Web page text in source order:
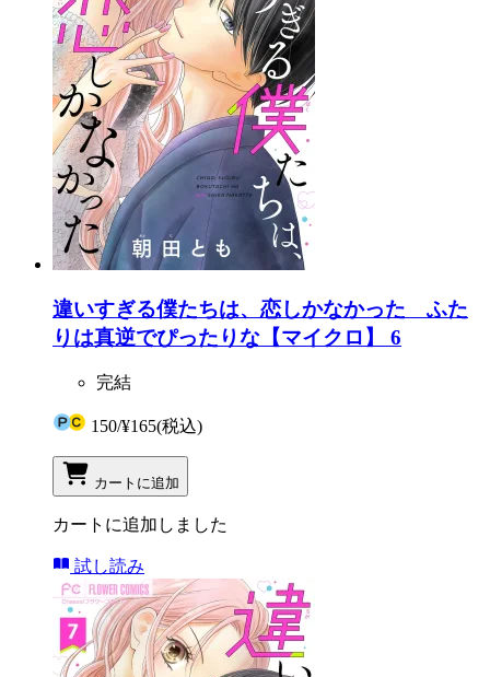
違いすぎる僕たちは、恋しかなかった ふた
りは真逆でぴったりな【マイクロ】 6
完結
150/¥165(税込)
カートに追加
カートに追加しました
試し読み